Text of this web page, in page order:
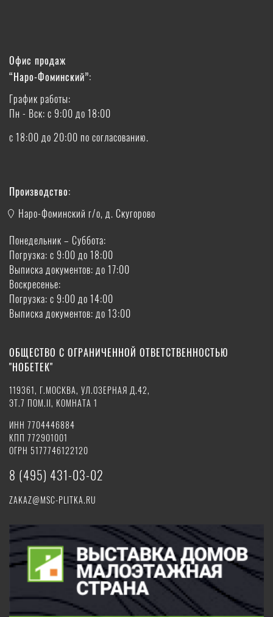
Офис продаж
“Наро-Фоминский”:
График работы:
Пн - Вск: с 9:00 до 18:00
с 18:00 до 20:00 по согласованию.
Производство:
Наро-Фоминский г/о, д. Скугорово
Понедельник – Суббота:
Погрузка: с 9:00 до 18:00
Выписка документов: до 17:00
Воскресенье:
Погрузка: с 9:00 до 14:00
Выписка документов: до 13:00
ОБЩЕСТВО С ОГРАНИЧЕННОЙ ОТВЕТСТВЕННОСТЬЮ
"НОБЕТЕК"
119361, Г.МОСКВА, УЛ.ОЗЕРНАЯ Д.42,
ЭТ.7 ПОМ.II, КОМНАТА 1
ИНН 7704446884
КПП 772901001
ОГРН 5177746122120
8 (495) 431-03-02
ZAKAZ@MSC-PLITKA.RU